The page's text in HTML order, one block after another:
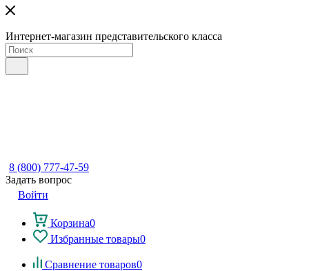
Интернет-магазин представительского класса
8 (800) 777-47-59
Задать вопрос
Войти
Корзина0
Избранные товары0
Сравнение товаров0